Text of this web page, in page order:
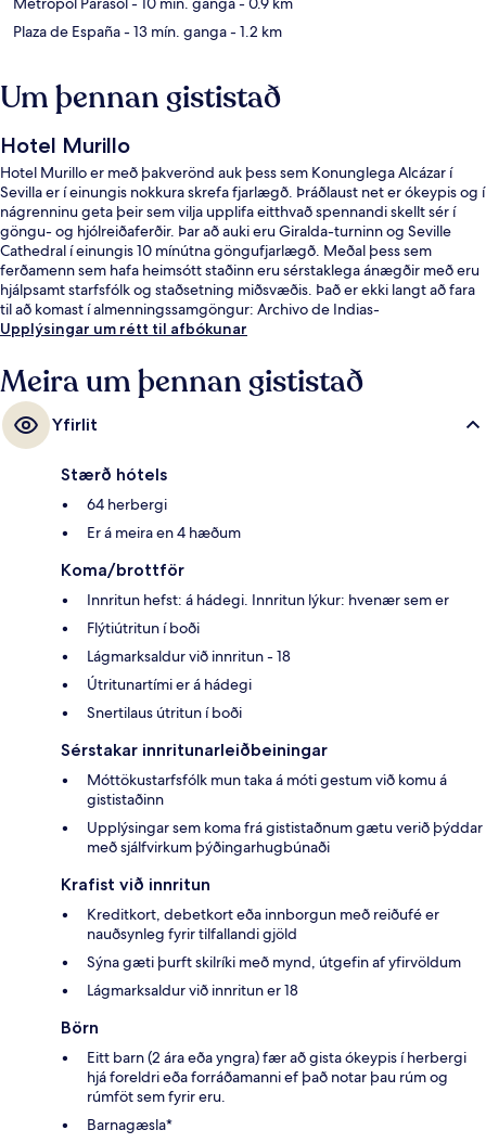
Plaza de España- 13 mín. ganga- 1.2 km
Um þennan gististað
Hotel Murillo
Hotel Murillo er með þakverönd auk þess sem Konunglega Alcázar í
Sevilla er í einungis nokkura skrefa fjarlægð. Þráðlaust net er ókeypis og í
nágrenninu geta þeir sem vilja upplifa eitthvað spennandi skellt sér í
göngu- og hjólreiðaferðir. Þar að auki eru Giralda-turninn og Seville
Cathedral í einungis 10 mínútna göngufjarlægð. Meðal þess sem
ferðamenn sem hafa heimsótt staðinn eru sérstaklega ánægðir með eru
hjálpsamt starfsfólk og staðsetning miðsvæðis. Það er ekki langt að fara
til að komast í almenningssamgöngur: Archivo de Indias-
sporvagnastoppistöðin er í 8 mínútna göngufjarlægð og Plaza Nueva-
Upplýsingar um rétt til afbókunar
Meira um þennan gististað
Yfirlit
Stærð hótels
64 herbergi
Er á meira en 4 hæðum
Koma/brottför
Innritun hefst: á hádegi. Innritun lýkur: hvenær sem er
Flýtiútritun í boði
Lágmarksaldur við innritun - 18
Útritunartími er á hádegi
Snertilaus útritun í boði
Sérstakar innritunarleiðbeiningar
Móttökustarfsfólk mun taka á móti gestum við komu á
gististaðinn
Upplýsingar sem koma frá gististaðnum gætu verið þýddar
með sjálfvirkum þýðingarhugbúnaði
Krafist við innritun
Kreditkort, debetkort eða innborgun með reiðufé er
nauðsynleg fyrir tilfallandi gjöld
Sýna gæti þurft skilríki með mynd, útgefin af yfirvöldum
Lágmarksaldur við innritun er 18
Börn
Eitt barn (2 ára eða yngra) fær að gista ókeypis í herbergi
hjá foreldri eða forráðamanni ef það notar þau rúm og
rúmföt sem fyrir eru.
Barnagæsla*